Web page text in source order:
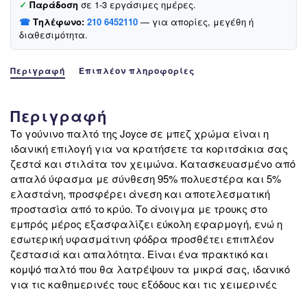
✓ Παράδοση σε 1-3 εργάσιμες ημέρες.
☎ Τηλέφωνο: 210 6452110 — για απορίες, μεγέθη ή
διαθεσιμότητα.
Περιγραφή Επιπλέον πληροφορίες
Περιγραφή
Το γούνινο παλτό της Joyce σε μπεζ χρώμα είναι η
ιδανική επιλογή για να κρατήσετε τα κοριτσάκια σας
ζεστά και στιλάτα τον χειμώνα. Κατασκευασμένο από
απαλό ύφασμα με σύνθεση 95% πολυεστέρα και 5%
ελαστάνη, προσφέρει άνεση και αποτελεσματική
προστασία από το κρύο. Το άνοιγμα με τρουκς στο
εμπρός μέρος εξασφαλίζει εύκολη εφαρμογή, ενώ η
εσωτερική υφασμάτινη φόδρα προσθέτει επιπλέον
ζεστασιά και απαλότητα. Είναι ένα πρακτικό και
κομψό παλτό που θα λατρέψουν τα μικρά σας, ιδανικό
για τις καθημερινές τους εξόδους και τις χειμερινές